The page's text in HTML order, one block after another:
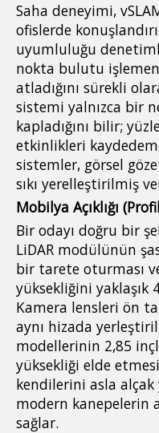
Saha deneyimi,
ofislerde
uyumluluğu
nokta bulutu
atladığını sürekli
sistemi yalnızca bir
kapladığını bilir;
etkinlikleri
sistemler, görsel
sıkı yerelleştirilmiş
Mobilya Açıklığı
Bir odayı doğru bir
LiDAR modülünün
bir tarete oturması
yüksekliğini yaklaşık
Kamera lensleri ön
aynı hizada
modellerinin 2,85
yüksekliği elde
kendilerini asla alçak
modern kanepelerin
sağlar.